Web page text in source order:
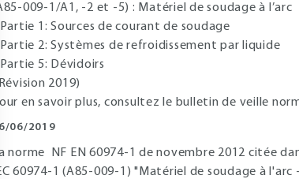
009-1/A1, -2 et -5) : Matériel de soudage à l’arc
1: Sources de courant de soudage
2: Systèmes de refroidissement par liquide
5: Dévidoirs
2019)
en savoir plus, consultez le bulletin de veille
06/2019
norme NF EN 60974-1 de novembre 2012 citée
60974-1 (A85-009-1) "Matériel de soudage à